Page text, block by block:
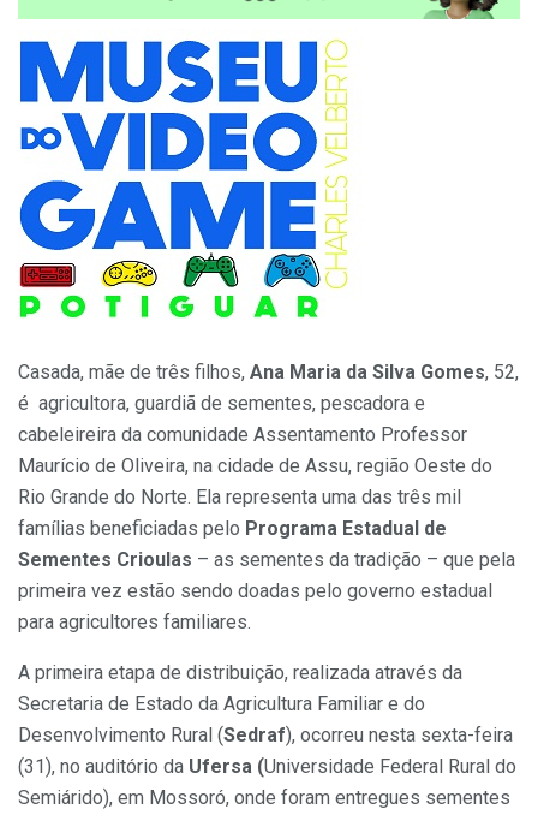
Casada, mãe de três filhos, Ana Maria da Silva Gomes, 52,
é agricultora, guardiã de sementes, pescadora e
cabeleireira da comunidade Assentamento Professor
Maurício de Oliveira, na cidade de Assu, região Oeste do
Rio Grande do Norte. Ela representa uma das três mil
famílias beneficiadas pelo Programa Estadual de
Sementes Crioulas – as sementes da tradição – que pela
primeira vez estão sendo doadas pelo governo estadual
para agricultores familiares.
A primeira etapa de distribuição, realizada através da
Secretaria de Estado da Agricultura Familiar e do
Desenvolvimento Rural (Sedraf), ocorreu nesta sexta-feira
(31), no auditório da Ufersa (Universidade Federal Rural do
Semiárido), em Mossoró, onde foram entregues sementes